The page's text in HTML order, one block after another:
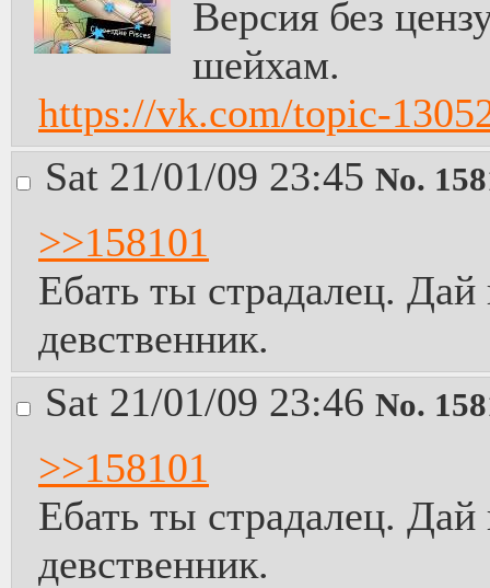
Версия без
шейхам.
https://vk.com/topic-
Sat 21/01/09 23:45 No.
>>158101
Ебать ты страдалец.
девственник.
Sat 21/01/09 23:46 No.
>>158101
Ебать ты страдалец.
девственник.